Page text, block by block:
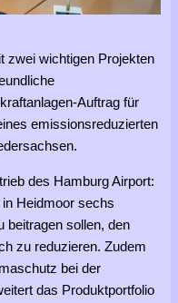
zwei wichtigen Projekten
Auftrag für
emissionsreduzierten
des Hamburg Airport:
Heidmoor sechs
beitragen sollen, den
zu reduzieren. Zudem
bei der
das Produktportfolio